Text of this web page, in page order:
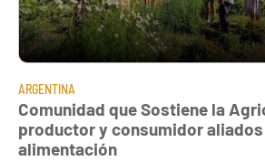
ARGENTINA
Comunidad que Sostiene la
productor y consumidor aliados
alimentación